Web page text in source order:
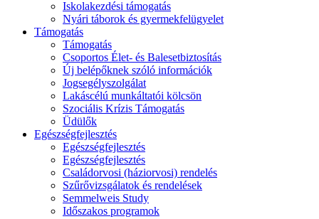
Iskolakezdési támogatás
Nyári táborok és gyermekfelügyelet
Támogatás
Támogatás
Csoportos Élet- és Balesetbiztosítás
Új belépőknek szóló információk
Jogsegélyszolgálat
Lakáscélú munkáltatói kölcsön
Szociális Krízis Támogatás
Üdülők
Egészségfejlesztés
Egészségfejlesztés
Egészségfejlesztés
Családorvosi (háziorvosi) rendelés
Szűrővizsgálatok és rendelések
Semmelweis Study
Időszakos programok